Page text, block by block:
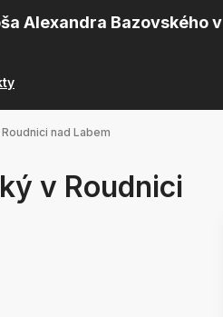
Alexandra Bazovského v
nad Labem
v Roudnici